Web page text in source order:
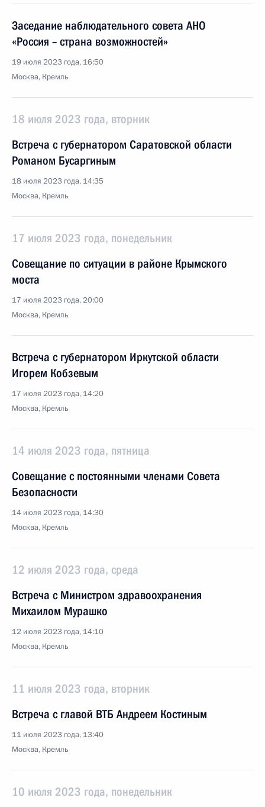
Заседание наблюдательного совета АНО
«Россия – страна возможностей»
19 июля 2023 года, 16:50
Москва, Кремль
18 июля 2023 года, вторник
Встреча с губернатором Саратовской области
Романом Бусаргиным
18 июля 2023 года, 14:35
Москва, Кремль
17 июля 2023 года, понедельник
Совещание по ситуации в районе Крымского
моста
17 июля 2023 года, 20:00
Москва, Кремль
Встреча с губернатором Иркутской области
Игорем Кобзевым
17 июля 2023 года, 14:20
Москва, Кремль
14 июля 2023 года, пятница
Совещание с постоянными членами Совета
Безопасности
14 июля 2023 года, 14:30
Москва, Кремль
12 июля 2023 года, среда
Встреча с Министром здравоохранения
Михаилом Мурашко
12 июля 2023 года, 14:10
Москва, Кремль
11 июля 2023 года, вторник
Встреча с главой ВТБ Андреем Костиным
11 июля 2023 года, 13:40
Москва, Кремль
10 июля 2023 года, понедельник